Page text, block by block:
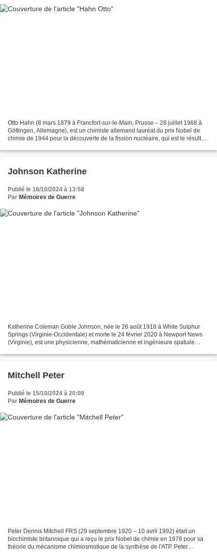
Otto Hahn (8 mars 1879 à Francfort-sur-le-Main, Prusse – 28 juillet 1968 à
Göttingen, Allemagne), est un chimiste allemand lauréat du prix Nobel de
chimie de 1944 pour la découverte de la fission nucléaire, qui est le résultat
Johnson Katherine
Publié le 16/10/2024 à 13:58
Par Mémoires de Guerre
Katherine Coleman Goble Johnson, née le 26 août 1918 à White Sulphur
Springs (Virginie-Occidentale) et morte le 24 février 2020 à Newport News
(Virginie), est une physicienne, mathématicienne et ingénieure spatiale
Mitchell Peter
Publié le 15/10/2024 à 20:09
Par Mémoires de Guerre
Peter Dennis Mitchell FRS (29 septembre 1920 – 10 avril 1992) était un
biochimiste britannique qui a reçu le prix Nobel de chimie en 1978 pour sa
théorie du mécanisme chimiosmotique de la synthèse de l'ATP. Peter